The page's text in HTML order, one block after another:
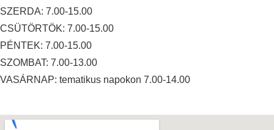
SZERDA: 7.00-15.00
CSÜTÖRTÖK: 7.00-15.00
PÉNTEK: 7.00-15.00
SZOMBAT: 7.00-13.00
VASÁRNAP: tematikus napokon 7.00-14.00